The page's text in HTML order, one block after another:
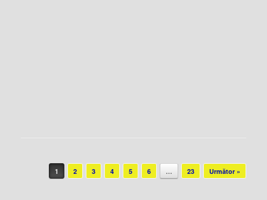
Post navigation
1 2 3 4 5 6 … 23 Următor »